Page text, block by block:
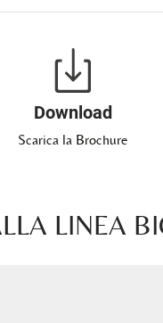
Download
Scarica la Brochure
LINEA